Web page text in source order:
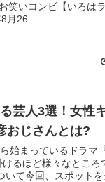
笑いコンビ【いろは
年8月26...
芸人3選！女性
おじさんとは?
始まっているドラマ
るほど様々なところ
いて今回、スポット